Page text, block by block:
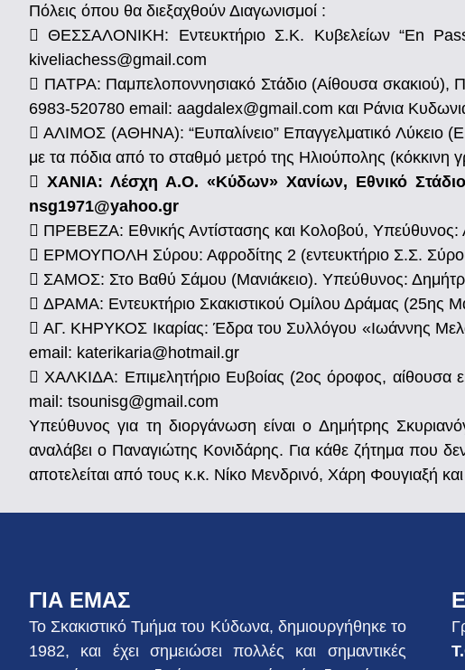
Πόλεις όπου θα διεξαχθούν Διαγωνισμοί :
 ΘΕΣΣΑΛΟΝΙΚΗ: Εντευκτήριο Σ.Κ. Κυβελείων “En
kiveliachess@gmail.com
 ΠΑΤΡΑ: Παμπελοποννησιακό Στάδιο (Αίθουσα σκακιού),
6983-520780 email: aagdalex@gmail.com και Ράνια
 ΑΛΙΜΟΣ (ΑΘΗΝΑ): “Ευπαλίνειο” Επαγγελματικό Λύκειο
με τα πόδια από το σταθμό μετρό της Ηλιούπολης
 ΧΑΝΙΑ: Λέσχη Α.Ο. «Κύδων» Χανίων, Εθνικό
nsg1971@yahoo.gr
 ΠΡΕΒΕΖΑ: Εθνικής Αντίστασης και Κολοβού,
 ΕΡΜΟΥΠΟΛΗ Σύρου: Αφροδίτης 2 (εντευκτήριο Σ.Σ.
 ΣΑΜΟΣ: Στο Βαθύ Σάμου (Μανιάκειο). Υπεύθυνος:
 ΔΡΑΜΑ: Εντευκτήριο Σκακιστικού Ομίλου Δράμας (25ης
 ΑΓ. ΚΗΡΥΚΟΣ Ικαρίας: Έδρα του Συλλόγου «Ιωάννης
email: katerikaria@hotmail.gr
 ΧΑΛΚΙΔΑ: Επιμελητήριο Ευβοίας (2ος όροφος,
mail: tsounisg@gmail.com
Υπεύθυνος για τη διοργάνωση είναι ο Δημήτρης
αναλάβει ο Παναγιώτης Κονιδάρης. Για κάθε ζήτημα που
αποτελείται από τους κ.κ. Νίκο Μενδρινό, Χάρη Φουγιαξή
ΓΙΑ ΕΜΑΣ
Το Σκακιστικό Τμήμα του Κύδωνα, δημιουργήθηκε το
1982, και έχει σημειώσει πολλές και σημαντικές